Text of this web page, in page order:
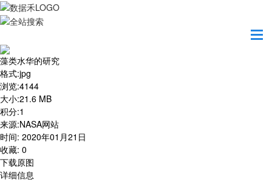
藻类水华的研究
格式:jpg
浏览:4144
大小:21.6 MB
积分:1
来源:NASA网站
时间: 2020年01月21日
收藏: 0
下载原图
详细信息